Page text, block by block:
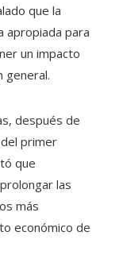
que la
apropiada para
un impacto
general.
después de
primer
que
las
más
económico de